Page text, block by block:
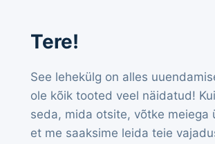
Tere!
See lehekülg on alles
ole kõik tooted veel näidatud!
seda, mida otsite, võtke meiega
et me saaksime leida teie